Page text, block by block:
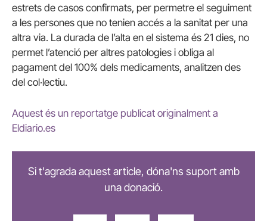
estrets de casos confirmats, per permetre el seguiment
a les persones que no tenien accés a la sanitat per una
altra via. La durada de l’alta en el sistema és 21 dies, no
permet l’atenció per altres patologies i obliga al
pagament del 100% dels medicaments, analitzen des
del col·lectiu.
Aquest és un reportatge publicat originalment a
Eldiario.es
Si t'agrada aquest article, dóna'ns suport amb
una donació.